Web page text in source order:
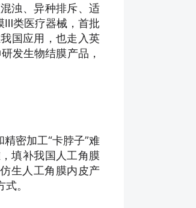
浊、异种排斥、适
Ⅲ类医疗器械，首批
国应用，也走入英
发生物结膜产品，
密加工“卡脖子”难
填补我国人工角膜
生人工角膜内皮产
。